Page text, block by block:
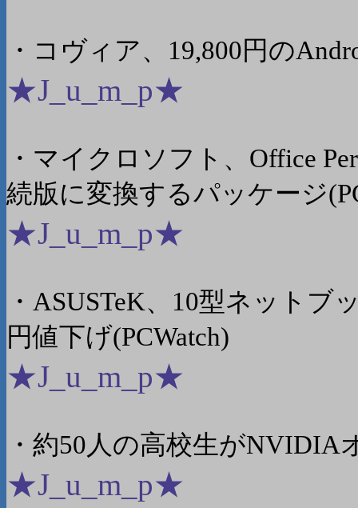
・コヴィア、19,800円の
★J_u_m_p★
・マイクロソフト、Office
続版に変換するパッケージ
★J_u_m_p★
・ASUSTeK、10型ネットブ
円値下げ(PCWatch)
★J_u_m_p★
・約50人の高校生がNVIDIA
★J_u_m_p★